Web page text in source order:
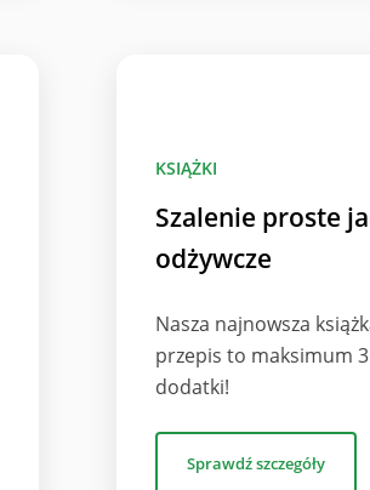
KSIĄŻKI
Szalenie proste
odżywcze
Nasza najnowsza
przepis to maksimum 3
dodatki!
Sprawdź szczegóły